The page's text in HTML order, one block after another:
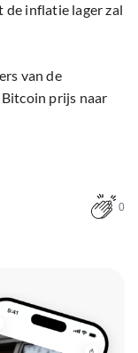
inflatie lager zal
van de
prijs naar
0